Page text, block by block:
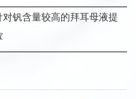
对钒含量较高的拜耳母液提